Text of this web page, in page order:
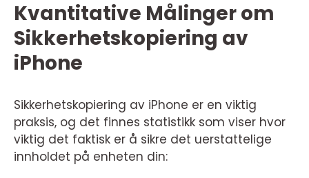
Kvantitative Målinger om
Sikkerhetskopiering av
iPhone
Sikkerhetskopiering av iPhone er en viktig
praksis, og det finnes statistikk som viser hvor
viktig det faktisk er å sikre det uerstattelige
innholdet på enheten din: